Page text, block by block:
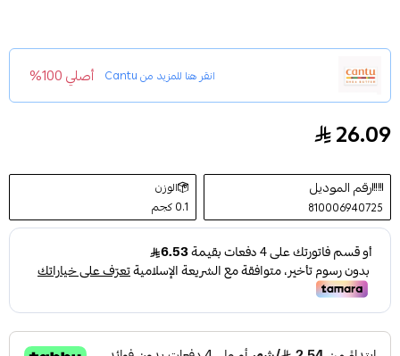
انقر هنا للمزيد منCantu أصلي 100%
زيت الخروع الاسود الجامايكي لفك تشابك الشعر من كانتو-
26.09
رقم الموديل
810006940725
الوزن
0.1 كجم